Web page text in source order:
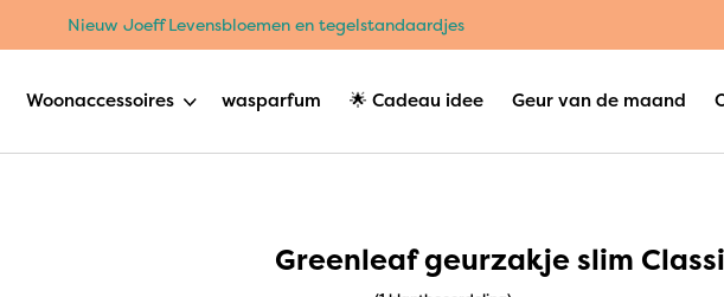
Nieuw Joeff Levensbloemen en tegelstandaardjes
Woonaccessoires wasparfum 🌟 Cadeau idee Geur van de maand
Greenleaf geurzakje slim